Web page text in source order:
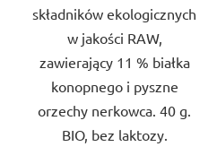
składników ekologicznych
w jakości RAW,
zawierający 11 % białka
konopnego i pyszne
orzechy nerkowca. 40 g.
BIO, bez laktozy.